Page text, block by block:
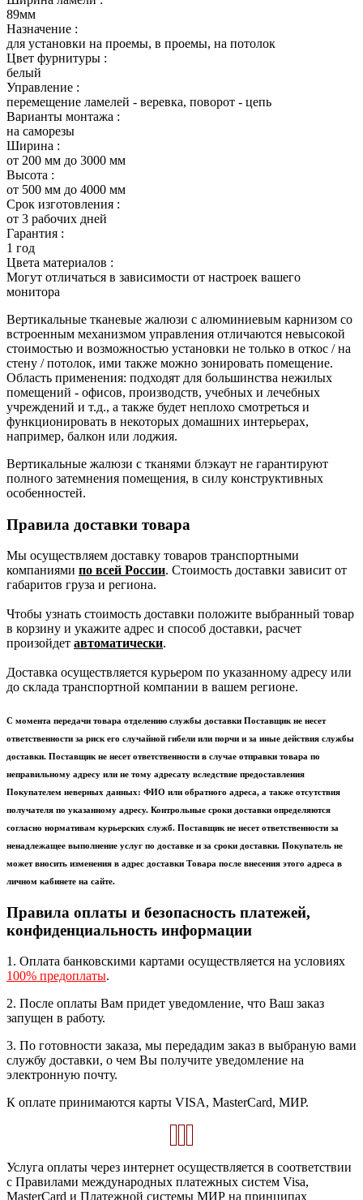
89мм
Назначение :
для установки на проемы, в проемы, на потолок
Цвет фурнитуры :
белый
Управление :
перемещение ламелей - веревка, поворот - цепь
Варианты монтажа :
на саморезы
Ширина :
от 200 мм до 3000 мм
Высота :
от 500 мм до 4000 мм
Срок изготовления :
от 3 рабочих дней
Гарантия :
1 год
Цвета материалов :
Могут отличаться в зависимости от настроек вашего
монитора
Вертикальные тканевые жалюзи с алюминиевым карнизом со
встроенным механизмом управления отличаются невысокой
стоимостью и возможностью установки не только в откос / на
стену / потолок, ими также можно зонировать помещение.
Область применения: подходят для большинства нежилых
помещений - офисов, производств, учебных и лечебных
учреждений и т.д., а также будет неплохо смотреться и
функционировать в некоторых домашних интерьерах,
например, балкон или лоджия.
Вертикальные жалюзи с тканями блэкаут не гарантируют
полного затемнения помещения, в силу конструктивных
особенностей.
Правила доставки товара
Мы осуществляем доставку товаров транспортными
компаниями по всей России. Стоимость доставки зависит от
габаритов груза и региона.
Чтобы узнать стоимость доставки положите выбранный товар
в корзину и укажите адрес и способ доставки, расчет
произойдет автоматически.
Доставка осуществляется курьером по указанному адресу или
до склада транспортной компании в вашем регионе.
С момента передачи товара отделению службы доставки Поставщик не несет
ответственности за риск его случайной гибели или порчи и за иные действия службы
доставки. Поставщик не несет ответственности в случае отправки товара по
неправильному адресу или не тому адресату вследствие предоставления
Покупателем неверных данных: ФИО или обратного адреса, а также отсутствия
получателя по указанному адресу. Контрольные сроки доставки определяются
согласно нормативам курьерских служб. Поставщик не несет ответственности за
ненадлежащее выполнение услуг по доставке и за сроки доставки. Покупатель не
может вносить изменения в адрес доставки Товара после внесения этого адреса в
личном кабинете на сайте.
Правила оплаты и безопасность платежей,
конфиденциальность информации
1. Оплата банковскими картами осуществляется на условиях
100% предоплаты.
2. После оплаты Вам придет уведомление, что Ваш заказ
запущен в работу.
3. По готовности заказа, мы передадим заказ в выбраную вами
службу доставки, о чем Вы получите уведомление на
электронную почту.
К оплате принимаются карты VISA, MasterCard, МИР.
Услуга оплаты через интернет осуществляется в соответствии
с Правилами международных платежных систем Visa,
MasterCard и Платежной системы МИР на принципах